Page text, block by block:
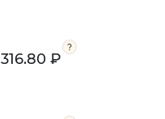
316.80 ₽